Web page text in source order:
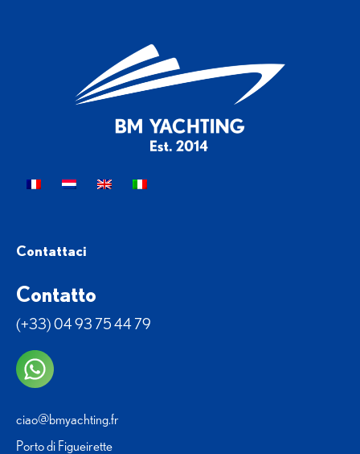
Contattaci
Contatto
(+33) 04 93 75 44 79
ciao@bmyachting.fr
Porto di Figueirette